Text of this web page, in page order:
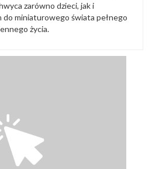
zarówno dzieci, jak i
do miniaturowego świata pełnego
życia.